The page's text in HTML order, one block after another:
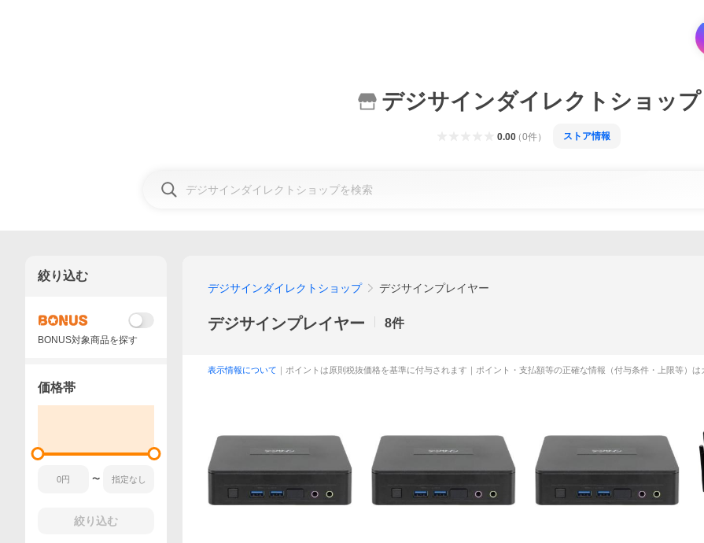
デジサインダイレクトショップ
0.00（0件） ストア情報
デジサインダイレクトショップ デジサインプレイヤー
デジサインプレイヤー 8件
表示情報について ｜ポイントは原則税抜価格を基準に付与されます｜ポイント・支払額等の正確な情報（付与条件・上限等）
絞り込む
BONUS対象商品を探す
価格帯
〜
絞り込む